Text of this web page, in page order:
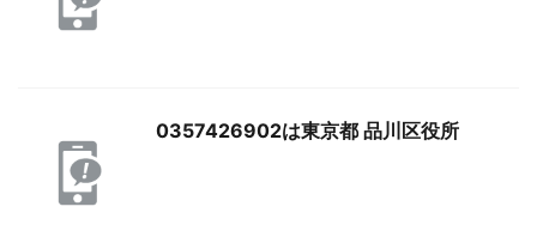
0357426902は東京都 品川区役所